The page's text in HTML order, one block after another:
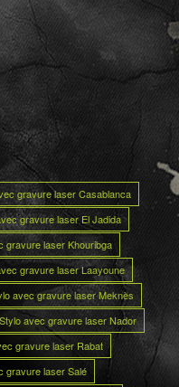
gravure laser Casablanca
gravure laser El Jadida
gravure laser Khouribga
gravure laser Laayoune
avec gravure laser Meknès
Stylo avec gravure laser Nador
gravure laser Rabat
gravure laser Salé